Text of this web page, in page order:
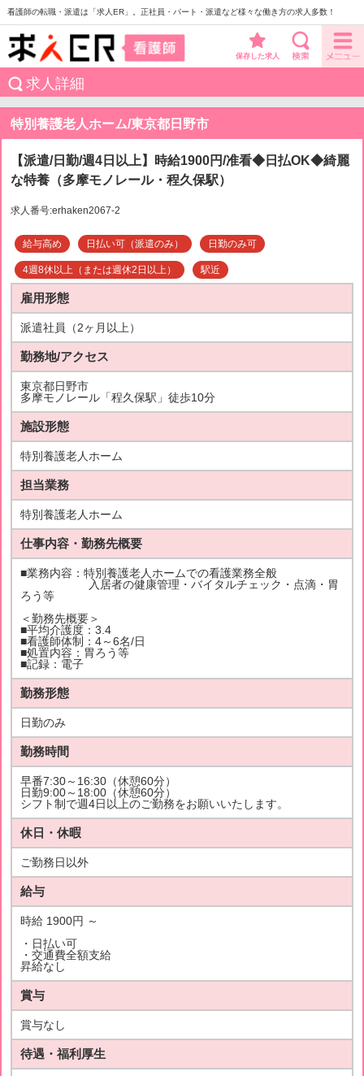
看護師の転職・派遣は「求人ER」。正社員・パート・派遣など様々な働き方の求人多数！
保存した求人
求人詳細
特別養護老人ホーム/東京都日野市
【派遣/日勤/週4日以上】時給1900円/准看◆日払OK◆綺麗
な特養（多摩モノレール・程久保駅）
求人番号:erhaken2067-2
給与高め 日払い可（派遣のみ） 日勤のみ可
4週8休以上（または週休2日以上） 駅近
雇用形態
派遣社員（2ヶ月以上）
勤務地/アクセス
東京都日野市
多摩モノレール「程久保駅」徒歩10分
施設形態
特別養護老人ホーム
担当業務
特別養護老人ホーム
仕事内容・勤務先概要
■業務内容：特別養護老人ホームでの看護業務全般
入居者の健康管理・バイタルチェック・点滴・胃
ろう等
＜勤務先概要＞
■平均介護度：3.4
■看護師体制：4～6名/日
■処置内容：胃ろう等
■記録：電子
勤務形態
日勤のみ
勤務時間
早番7:30～16:30（休憩60分）
日勤9:00～18:00（休憩60分）
シフト制で週4日以上のご勤務をお願いいたします。
休日・休暇
ご勤務日以外
給与
時給 1900円 ～
・日払い可
・交通費全額支給
昇給なし
賞与
賞与なし
待遇・福利厚生